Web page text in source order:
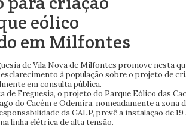
eólico
em Milfontes
de Vila Nova de Milfontes promove nesta
à população sobre o projeto de
em consulta pública.
de Freguesia, o projeto do Parque Eólico das
do Cacém e Odemira, nomeadamente a zona
da GALP, prevê a instalação de
linha elétrica de alta tensão.